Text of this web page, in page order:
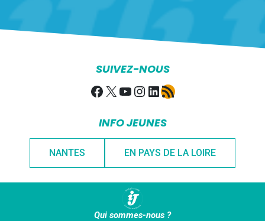
SUIVEZ-NOUS
Facebook
X YouTube
Instagram
LinkedIn
Flux RSS
INFO JEUNES
NANTES EN PAYS DE LA LOIRE
Qui sommes-nous ?